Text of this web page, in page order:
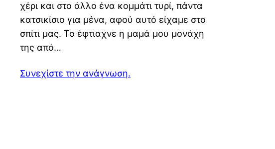
χέρι και στο άλλο ένα κομμάτι τυρί, πάντα
κατσικίσιο για μένα, αφού αυτό είχαμε στο
σπίτι μας. Το έφτιαχνε η μαμά μου μονάχη
της από…
Συνεχίστε την ανάγνωση.